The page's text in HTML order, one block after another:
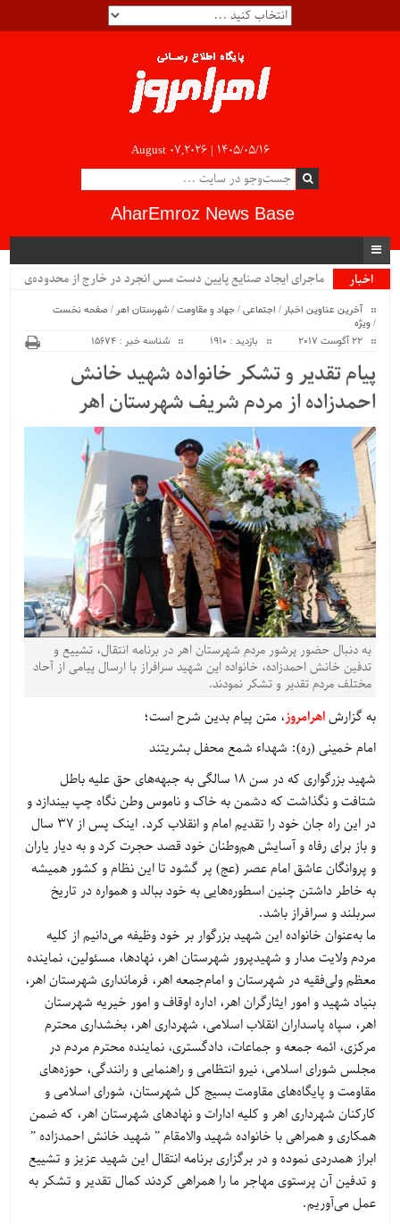
August 07,2026 | ۱۴۰۵/۰۵/۱۶
AharEmroz News Base
اخبار
ماجرای ایجاد صنایع پایین دست مس انجرد در خارج از محدوده‌ی
آخرین عناوین اخبار / اجتماعی/جهاد و مقاومت/شهرستان اهر /صفحه نخست
/ ویژه
22 آگوست 2017
بازدید : 1910 شناسه خبر : 15674
پیام تقدیر و تشکر خانواده شهید خانش
احمدزاده از مردم شریف شهرستان اهر
به دنبال حضور پرشور مردم شهرستان اهر در برنامه انتقال، تشییع و
تدفین خانش احمدزاده، خانواده این شهید سرافراز با ارسال پیامی از آحاد
مختلف مردم تقدیر و تشکر نمودند.
به گزارشاهرامروز، متن پیام بدین شرح است؛
امام خمینی (ره): شهداء شمع محفل بشریتند
شهید بزرگواری که در سن 18 سالگی به جبهه‌های حق علیه باطل
شتافت و نگذاشت که دشمن به خاک و ناموس وطن نگاه چپ بیندازد و
در این راه جان خود را تقدیم امام و انقلاب کرد. اینک پس از 37 سال
و باز برای رفاه و آسایش هم‌وطنان خود قصد حجرت کرد و به دیار یاران
و پروانگان عاشق امام عصر (عج) پر گشود تا این نظام و کشور همیشه
به خاطر داشتن چنین اسطوره‌هایی به خود ببالد و همواره در تاریخ
سربلند و سرافراز باشد.
ما به‌عنوان خانواده این شهید بزرگوار بر خود وظیفه می‌دانیم از کلیه
مردم ولایت مدار و شهیدپرور شهرستان اهر، نهادها، مسئولین، نماینده
معظم ولی‌فقیه در شهرستان و امام‌جمعه اهر، فرمانداری شهرستان اهر،
بنیاد شهید و امور ایثارگران اهر، اداره اوقاف و امور خیریه شهرستان
اهر، سپاه پاسداران انقلاب اسلامی، شهرداری اهر، بخشداری محترم
مرکزی، ائمه جمعه و جماعات، دادگستری، نماینده محترم مردم در
مجلس شورای اسلامی، نیرو انتظامی و راهنمایی و رانندگی، حوزه‌های
مقاومت و پایگاه‌های مقاومت بسیج کل شهرستان، شورای اسلامی و
کارکنان شهرداری اهر و کلیه ادارات و نهادهای شهرستان اهر، که ضمن
همکاری و همراهی با خانواده شهید والامقام ” شهید خانش احمدزاده ”
ابراز همدردی نموده و در برگزاری برنامه انتقال این شهید عزیز و تشییع
و تدفین آن پرستوی مهاجر ما را همراهی کردند کمال تقدیر و تشکر به
عمل می‌آوریم.